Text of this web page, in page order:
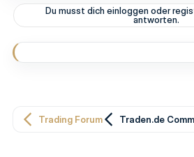
t
o
n
n
Du musst dich einloggen oder
antworten.
Trading Forum Traden.de